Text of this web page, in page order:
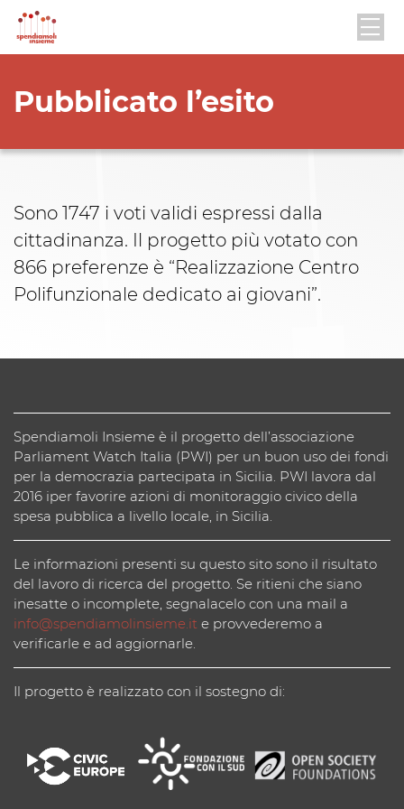
Pubblicato l’esito
Sono 1747 i voti validi espressi dalla
cittadinanza. Il progetto più votato con
866 preferenze è “Realizzazione Centro
Polifunzionale dedicato ai giovani”.
Spendiamoli Insieme è il progetto dell’associazione
Parliament Watch Italia (PWI) per un buon uso dei fondi
per la democrazia partecipata in Sicilia. PWI lavora dal
2016 iper favorire azioni di monitoraggio civico della
spesa pubblica a livello locale, in Sicilia.
Le informazioni presenti su questo sito sono il risultato
del lavoro di ricerca del progetto. Se ritieni che siano
inesatte o incomplete, segnalacelo con una mail a
info@spendiamolinsieme.it e provvederemo a
verificarle e ad aggiornarle.
Il progetto è realizzato con il sostegno di: